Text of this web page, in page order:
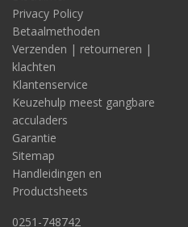
Privacy Policy
Betaalmethoden
Verzenden | retourneren |
klachten
Klantenservice
Keuzehulp meest gangbare
acculaders
Garantie
Sitemap
Handleidingen en
Productsheets
0251-748742